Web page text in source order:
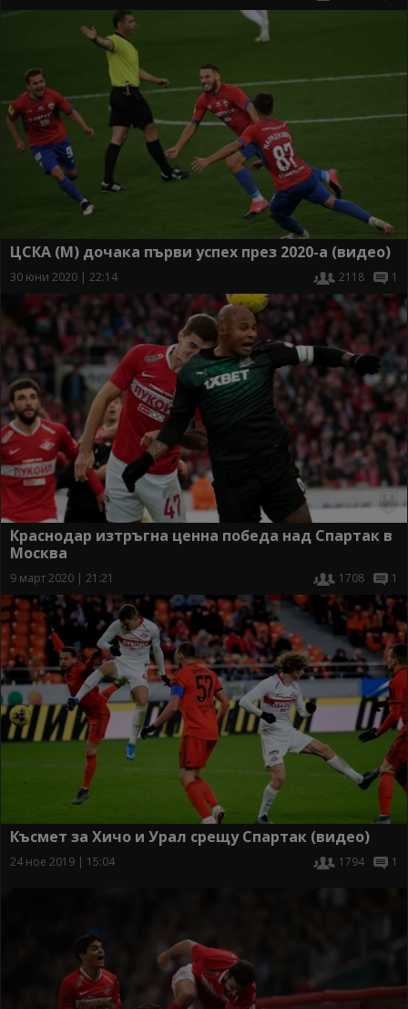
ЦСКА (М) дочака първи успех през 2020-а (видео)
30 юни 2020 | 22:14 2118 1
Краснодар изтръгна ценна победа над Спартак в
Москва
9 март 2020 | 21:21 1708 1
Късмет за Хичо и Урал срещу Спартак (видео)
24 ное 2019 | 15:04 1794 1